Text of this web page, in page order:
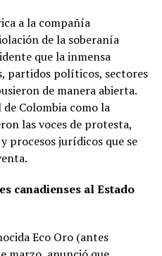
a la compañía
de la soberanía
que la inmensa
partidos políticos, sectores
de manera abierta.
Colombia como la
las voces de protesta,
procesos jurídicos que se
canadienses al Estado
Eco Oro (antes